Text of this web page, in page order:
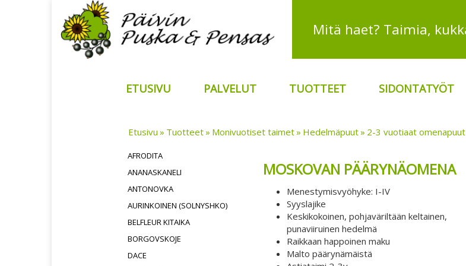
ETUSIVU PALVELUT TUOTTEET SIDONTATYÖT
Etusivu Tuotteet Monivuotiset taimet Hedelmäpuut 2-3 vuotiaat omenapuut
AFRODITA
ANANASKANELI
ANTONOVKA
AURINKOINEN (SOLNYSHKO)
BELFLEUR KITAIKA
BORGOVSKOJE
DACE
MOSKOVAN PÄÄRYNÄOMENA
Menestymisvyöhyke: I-IV
Syyslajike
Keskikokoinen, pohjaväriltään keltainen,
punaviiruinen hedelmä
Raikkaan happoinen maku
Malto päärynämäistä